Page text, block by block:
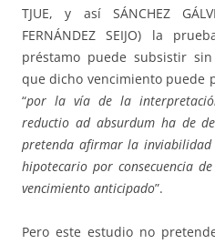
TJUE, y así SÁNCHEZ
FERNÁNDEZ SEIJO) la
préstamo puede subsistir
que dicho vencimiento puede
“por la vía de la
reductio ad absurdum ha de
pretenda afirmar la
hipotecario por consecuencia
vencimiento anticipado”.
Pero este estudio no